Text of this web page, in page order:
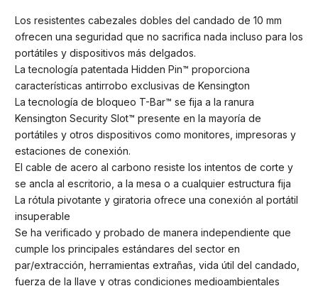
Los resistentes cabezales dobles del candado de 10 mm
ofrecen una seguridad que no sacrifica nada incluso para los
portátiles y dispositivos más delgados.
La tecnología patentada Hidden Pin™ proporciona
características antirrobo exclusivas de Kensington
La tecnología de bloqueo T-Bar™ se fija a la ranura
Kensington Security Slot™ presente en la mayoría de
portátiles y otros dispositivos como monitores, impresoras y
estaciones de conexión.
El cable de acero al carbono resiste los intentos de corte y
se ancla al escritorio, a la mesa o a cualquier estructura fija
La rótula pivotante y giratoria ofrece una conexión al portátil
insuperable
Se ha verificado y probado de manera independiente que
cumple los principales estándares del sector en
par/extracción, herramientas extrañas, vida útil del candado,
fuerza de la llave y otras condiciones medioambientales